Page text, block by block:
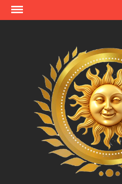
Skip